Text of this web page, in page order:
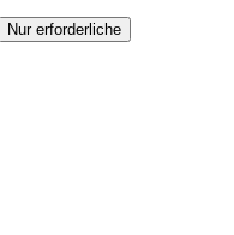
Nur erforderliche